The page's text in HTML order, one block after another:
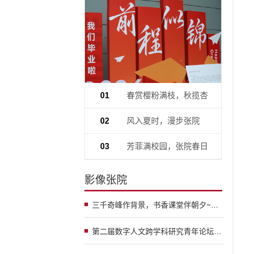
01 春赏樱粉满枝，秋揽杏
金铺径——张家界学院四季风物
尽显风华
02 风入夏时，漫步张院
03 芳菲满校园，张院春日
影像张院
三千奇峰作背景，书香课堂伴朝夕~校长带你读懂张家界学院，在这里大胆追梦、自在成长
第二届数字人文跨学科研究青年论坛暨十三届第三期“麓峰”交叉科学论坛在张家界学院举行